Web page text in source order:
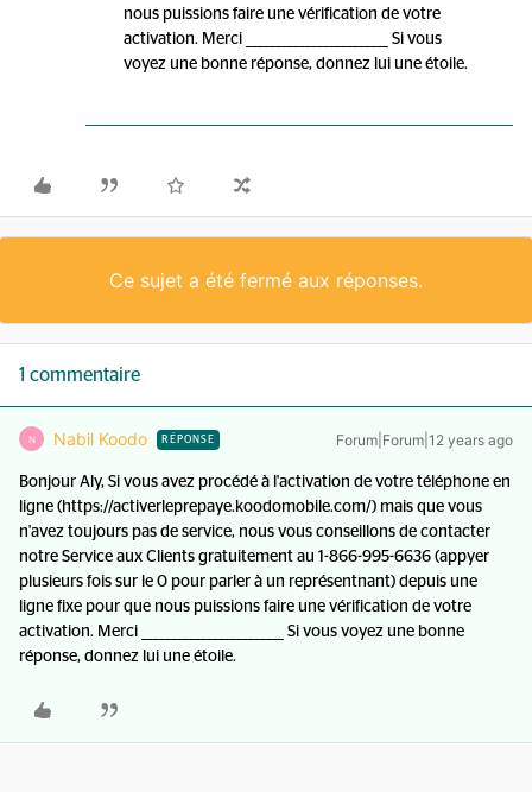
nous puissions faire une vérification de votre
activation. Merci ________________________ Si vous
voyez une bonne réponse, donnez lui une étoile.
Ce sujet a été fermé aux réponses.
1 commentaire
N Nabil Koodo RÉPONSE Forum|Forum|12 years ago
Bonjour Aly, Si vous avez procédé à l'activation de votre téléphone en
ligne (https://activerleprepaye.koodomobile.com/) mais que vous
n'avez toujours pas de service, nous vous conseillons de contacter
notre Service aux Clients gratuitement au 1-866-995-6636 (appyer
plusieurs fois sur le 0 pour parler à un représentnant) depuis une
ligne fixe pour que nous puissions faire une vérification de votre
activation. Merci ________________________ Si vous voyez une bonne
réponse, donnez lui une étoile.